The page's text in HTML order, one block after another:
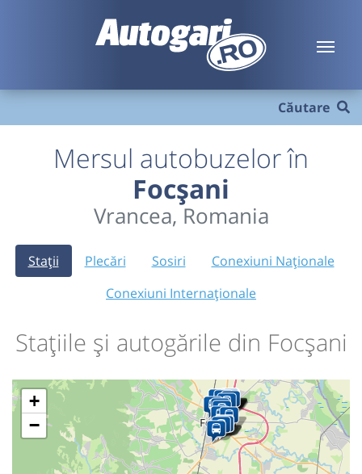
Căutare
Mersul autobuzelor în
Focșani
Vrancea, Romania
Stații Plecări Sosiri
Conexiuni Naționale
Conexiuni Internaționale
Stațiile și autogările din Focșani
+
−